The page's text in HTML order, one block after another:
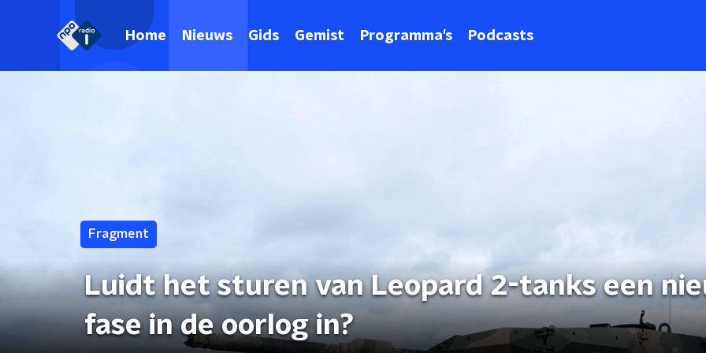
Home Nieuws Gids Gemist Programma's Podcasts
Fragment
Luidt het sturen van Leopard 2-tanks een
fase in de oorlog in?